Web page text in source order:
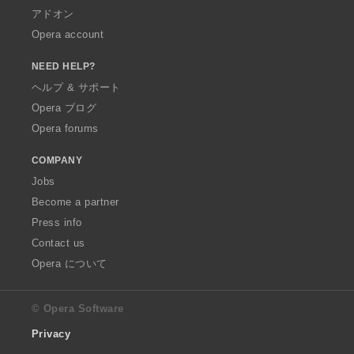
アドオン
Opera account
NEED HELP?
ヘルプ & サポート
Opera ブログ
Opera forums
COMPANY
Jobs
Become a partner
Press info
Contact us
Opera について
© Opera Software
Privacy